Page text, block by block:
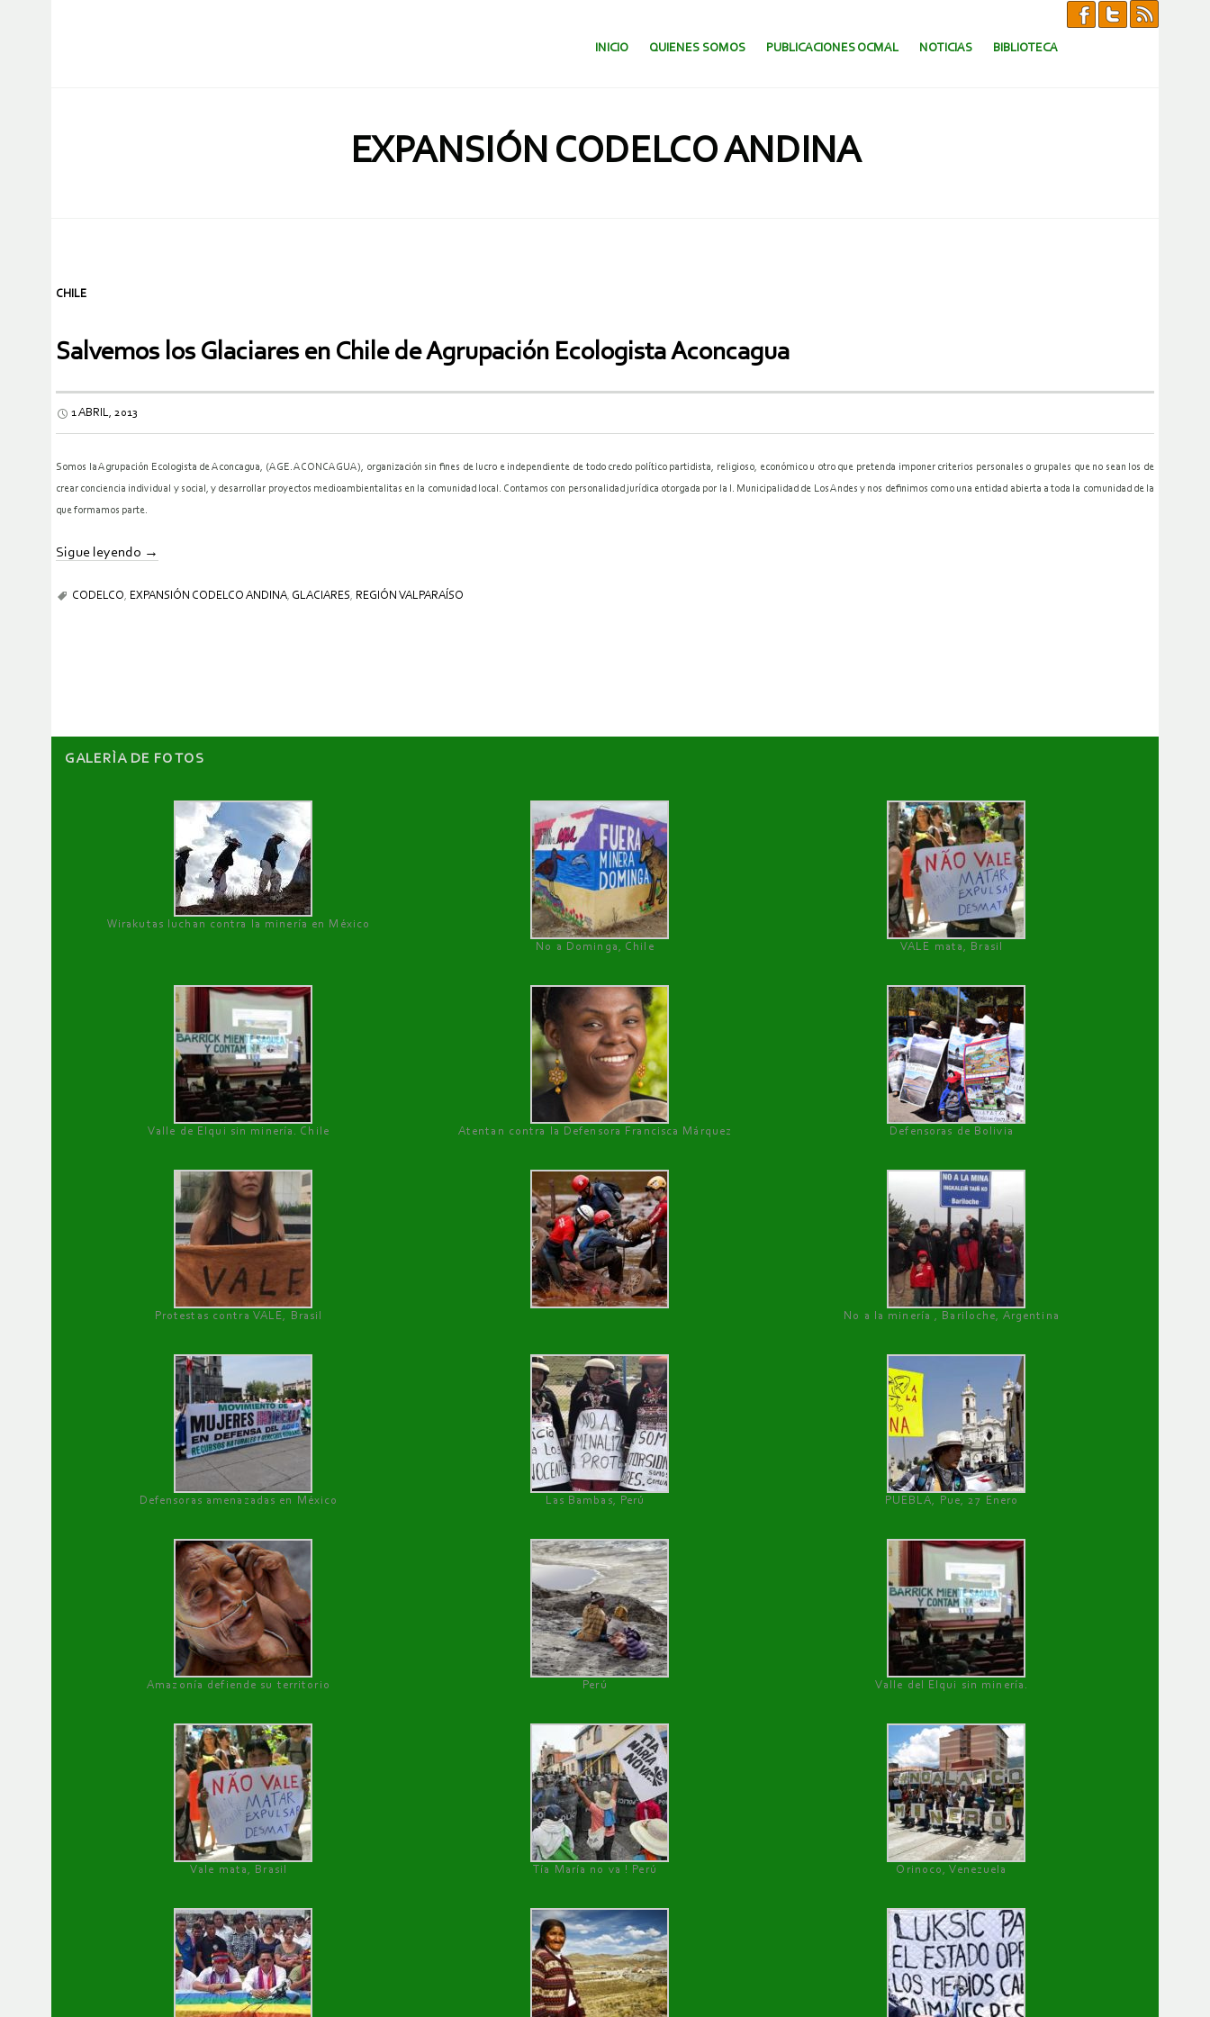
SALTAR AL CONTENIDO.
INICIO QUIENES SOMOS PUBLICACIONES OCMAL NOTICIAS BIBLIOTECA
EXPANSIÓN CODELCO ANDINA
CHILE
Salvemos los Glaciares en Chile de Agrupación Ecologista Aconcagua
1 ABRIL, 2013
Somos la Agrupación Ecologista de Aconcagua, (AGE. ACONCAGUA), organización sin fines de lucro e independiente de todo credo político partidista, religioso, económico u otro que pretenda imponer criterios personales o grupales que no sean los de
crear conciencia individual y social, y desarrollar proyectos medioambientalitas en la comunidad local. Contamos con personalidad jurídica otorgada por la I. Municipalidad de Los Andes y nos definimos como una entidad abierta a toda la comunidad de la
que formamos parte.
Sigue leyendo →
CODELCO, EXPANSIÓN CODELCO ANDINA, GLACIARES, REGIÓN VALPARAÍSO
GALERÌA DE FOTOS
Wirakutas luchan contra la minería en México
No a Dominga, Chile
VALE mata, Brasil
Valle de Elqui sin minería. Chile Atentan contra la Defensora Francisca Márquez Defensoras de Bolivia
Protestas contra VALE, Brasil No a la minería , Bariloche, Argentina
Defensoras amenazadas en México Las Bambas, Perú PUEBLA, Pue, 27 Enero
Amazonía defiende su territorio Perú Valle del Elqui sin minería.
Vale mata, Brasil Tía María no va ! Perú Orinoco, Venezuela